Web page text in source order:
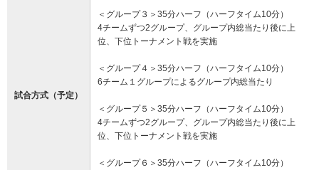
試合方式（予定）
＜グループ３＞35分ハーフ（ハーフタイム10分）
4チームずつ2グループ、グループ内総当たり後に上
位、下位トーナメント戦を実施
＜グループ４＞35分ハーフ（ハーフタイム10分）
6チーム１グループによるグループ内総当たり
＜グループ５＞35分ハーフ（ハーフタイム10分）
4チームずつ2グループ、グループ内総当たり後に上
位、下位トーナメント戦を実施
＜グループ６＞35分ハーフ（ハーフタイム10分）